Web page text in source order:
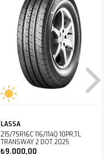
LASSA
215/75R16C 116/114Q 10PR,TL
TRANSWAY 2 DOT 2025
₺9.000,00